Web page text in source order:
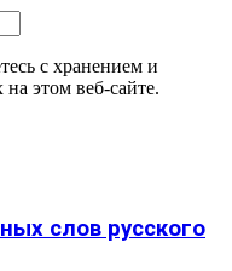
с хранением и
этом веб-сайте.
слов русского